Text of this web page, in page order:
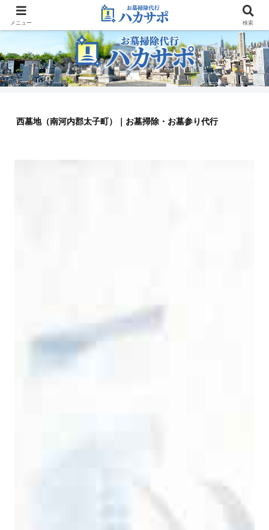
大阪のお墓参り代行業者
西墓地（南河内郡太子町）｜お墓掃除・お墓参り代行
メニュー 検索